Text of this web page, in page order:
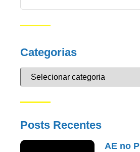
Categorias
Posts Recentes
AE no